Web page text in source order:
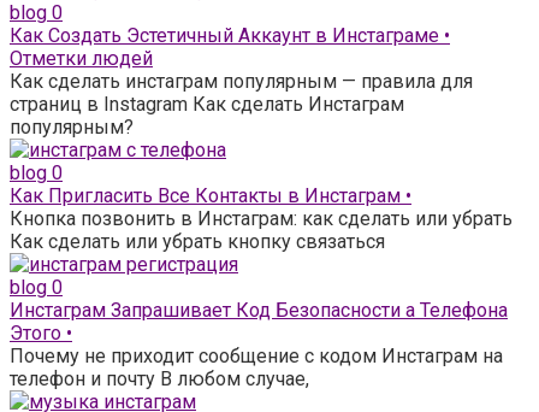
blog 0
Как Создать Эстетичный Аккаунт в Инстаграме •
Отметки людей
Как сделать инстаграм популярным — правила для
страниц в Instagram Как сделать Инстаграм
популярным?
blog 0
Как Пригласить Все Контакты в Инстаграм •
Кнопка позвонить в Инстаграм: как сделать или убрать
Как сделать или убрать кнопку связаться
blog 0
Инстаграм Запрашивает Код Безопасности а Телефона
Этого •
Почему не приходит сообщение с кодом Инстаграм на
телефон и почту В любом случае,